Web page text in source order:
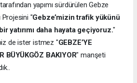
yapımı sürdürülen Gebze
Projesini "Gebze’mizin trafik yükünü
yatırımı daha hayata geçiyoruz."
de ister istmez "GEBZE’YE
BÜYÜKGÖZ BAKIYOR" manşeti